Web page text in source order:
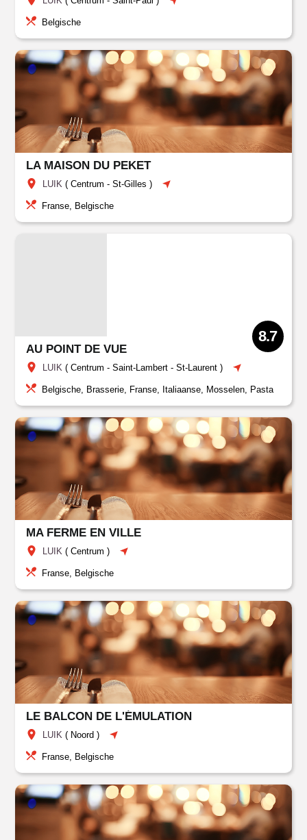
Belgische
LA MAISON DU PEKET
LUIK (Centrum - St-Gilles )
Franse, Belgische
AU POINT DE VUE
LUIK (Centrum - Saint-Lambert - St-Laurent )
8.7
Belgische, Brasserie, Franse, Italiaanse, Mosselen, Pasta
MA FERME EN VILLE
LUIK (Centrum )
Franse, Belgische
LE BALCON DE L'ÉMULATION
LUIK ( Noord )
Franse, Belgische